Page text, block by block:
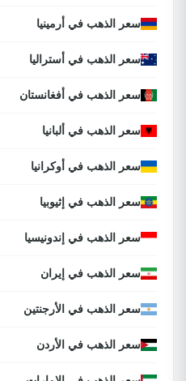
سعر الذهب في أرمينيا
سعر الذهب في أستراليا
سعر الذهب في أفغانستان
سعر الذهب في ألبانيا
سعر الذهب في أوكرانيا
سعر الذهب في إثيوبيا
سعر الذهب في إندونيسيا
سعر الذهب في إيران
سعر الذهب في الأرجنتين
سعر الذهب في الأردن